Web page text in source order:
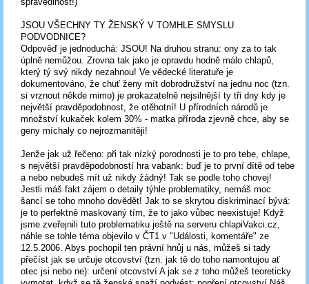
JSOU VŠECHNY TY ŽENSKÝ V TOMHLE SMYSLU
PODVODNICE?
Odpověď je jednoduchá: JSOU! Na druhou stranu: ony za to tak
úplně nemůžou. Zrovna tak jako je opravdu hodně málo chlapů,
který tý svý nikdy nezahnou! Ve vědecké literatuře je
dokumentováno, že chuť ženy mít dobrodružství na jednu noc (tzn.
si vrznout někde mimo) je prokazatelně nejsilnější ty tři dny kdy je
největší pravděpodobnost, že otěhotní! U přírodních národů je
množství kukaček kolem 30% - matka příroda zjevně chce, aby se
geny míchaly co nejrozmanitěji!
Jenže jak už řečeno: při tak nízký porodnosti je to pro tebe, chlape,
s největší pravděpodobností hra vabank: buď je to první dítě od tebe
a nebo nebudeš mít už nikdy žádný! Tak se podle toho chovej!
Jestli máš fakt zájem o detaily týhle problematiky, nemáš moc
šancí se toho mnoho dovědět! Jak to se skrytou diskriminací bývá:
je to perfektně maskovaný tím, že to jako vůbec neexistuje! Když
jsme zveřejnili tuto problematiku ještě na serveru chlapiVakci.cz,
náhle se tohle téma objevilo v ČT1 v "Události, komentáře" ze
12.5.2006. Abys pochopil ten právní hnůj u nás, můžeš si tady
přečíst jak se určuje otcovství (tzn. jak tě do toho namontujou ať
otec jsi nebo ne): určení otcovství A jak se z toho můžeš teoreticky